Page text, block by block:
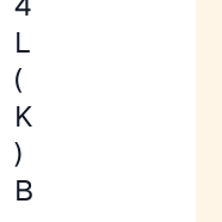
L
(
K
)
B